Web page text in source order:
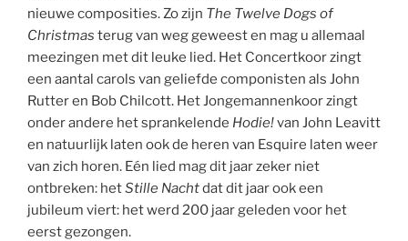
nieuwe composities. Zo zijn The Twelve Dogs of
Christmas terug van weg geweest en mag u allemaal
meezingen met dit leuke lied. Het Concertkoor zingt
een aantal carols van geliefde componisten als John
Rutter en Bob Chilcott. Het Jongemannenkoor zingt
onder andere het sprankelende Hodie!van John Leavitt
en natuurlijk laten ook de heren van Esquire laten weer
van zich horen. Eén lied mag dit jaar zeker niet
ontbreken: hetStille Nachtdat dit jaar ook een
jubileum viert: het werd 200 jaar geleden voor het
eerst gezongen.